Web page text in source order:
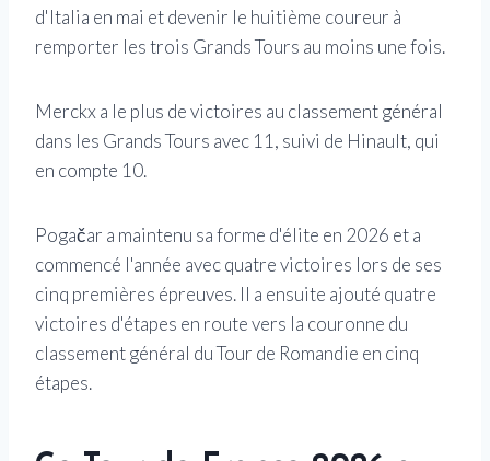
d'Italia en mai et devenir le huitième coureur à
remporter les trois Grands Tours au moins une fois.
Merckx a le plus de victoires au classement général
dans les Grands Tours avec 11, suivi de Hinault, qui
en compte 10.
Pogačar a maintenu sa forme d'élite en 2026 et a
commencé l'année avec quatre victoires lors de ses
cinq premières épreuves. Il a ensuite ajouté quatre
victoires d'étapes en route vers la couronne du
classement général du Tour de Romandie en cinq
étapes.